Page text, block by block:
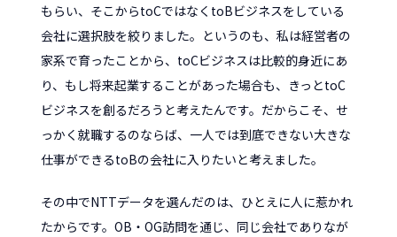
もらい、そこからtoCではなくtoBビジネスをしている
会社に選択肢を絞りました。というのも、私は経営者の
家系で育ったことから、toCビジネスは比較的身近にあ
り、もし将来起業することがあった場合も、きっとtoC
ビジネスを創るだろうと考えたんです。だからこそ、せ
っかく就職するのならば、一人では到底できない大きな
仕事ができるtoBの会社に入りたいと考えました。
その中でNTTデータを選んだのは、ひとえに人に惹かれ
たからです。OB・OG訪問を通じ、同じ会社でありなが